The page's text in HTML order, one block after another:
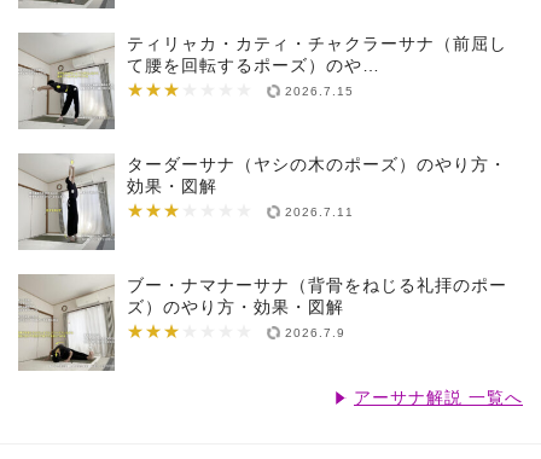
ティリャカ・カティ・チャクラーサナ（前屈し
て腰を回転するポーズ）のや…
★★★
★★★★★★★ 2026.7.15
ターダーサナ（ヤシの木のポーズ）のやり方・
効果・図解
★★★
★★★★★★★ 2026.7.11
ブー・ナマナーサナ（背骨をねじる礼拝のポー
ズ）のやり方・効果・図解
★★★
★★★★★★★ 2026.7.9
アーサナ解説 一覧へ